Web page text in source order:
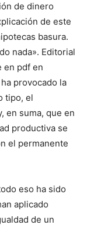
de dinero
de este
basura.
nada». Editorial
en pdf en
provocado la
tipo, el
en suma, que en
productiva se
el permanente
eso ha sido
aplicado
de un